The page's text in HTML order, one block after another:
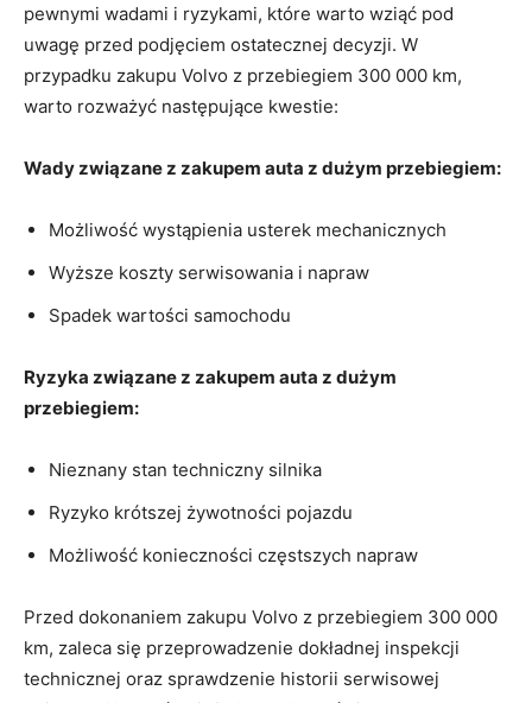
pewnymi wadami i ryzykami, które warto ⁣wziąć ​pod
uwagę przed podjęciem ostatecznej decyzji. W
przypadku zakupu Volvo z przebiegiem​ 300 000 km,‍
warto rozważyć następujące kwestie:
Wady związane z⁣ zakupem auta⁣ z dużym przebiegiem:
Możliwość​ wystąpienia usterek mechanicznych
Wyższe‍ koszty serwisowania i napraw
Spadek ⁢wartości samochodu
Ryzyka związane z zakupem auta z dużym⁢
przebiegiem:
Nieznany stan ⁢techniczny silnika
Ryzyko krótszej ⁢żywotności pojazdu
Możliwość⁣ konieczności częstszych⁣ napraw
Przed dokonaniem zakupu Volvo z⁣ przebiegiem 300 000
km, ​zaleca ‍się przeprowadzenie dokładnej inspekcji
technicznej oraz sprawdzenie historii serwisowej